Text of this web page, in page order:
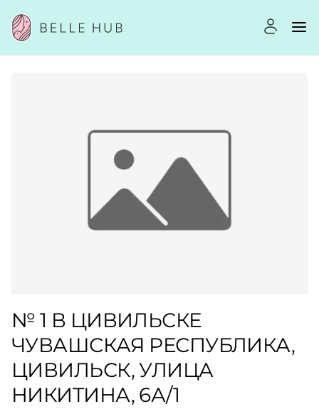
№ 1 В ЦИВИЛЬСКЕ
ЧУВАШСКАЯ РЕСПУБЛИКА,
ЦИВИЛЬСК, УЛИЦА
НИКИТИНА, 6А/1